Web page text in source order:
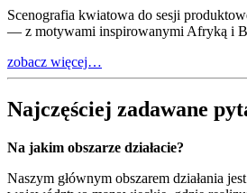
Scenografia kwiatowa do sesji
— z motywami inspirowanymi Afryką i
zobacz więcej…
Najczęściej zadawane
Na jakim obszarze działacie?
Naszym głównym obszarem działania